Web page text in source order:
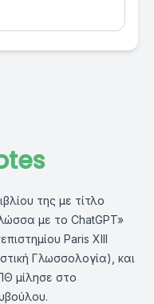
της με τίτλο
με το ChatGPT»
Paris XIII
Γλωσσολογία), και
μίλησε στο